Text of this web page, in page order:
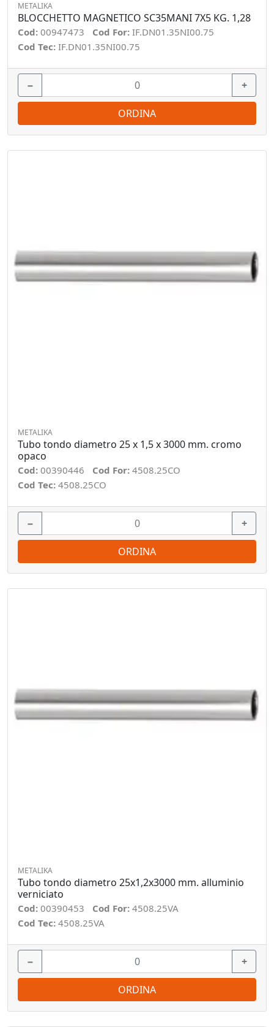
METALIKA
BLOCCHETTO MAGNETICO SC35MANI 7X5 KG. 1,28
Cod: 00947473 Cod For: IF.DN01.35NI00.75
Cod Tec: IF.DN01.35NI00.75
− +
ORDINA
METALIKA
Tubo tondo diametro 25 x 1,5 x 3000 mm. cromo
opaco
Cod: 00390446 Cod For: 4508.25CO
Cod Tec: 4508.25CO
− +
ORDINA
METALIKA
Tubo tondo diametro 25x1,2x3000 mm. alluminio
verniciato
Cod: 00390453 Cod For: 4508.25VA
Cod Tec: 4508.25VA
− +
ORDINA